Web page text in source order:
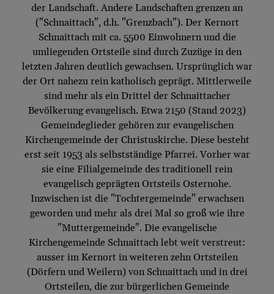
der Landschaft. Andere Landschaften grenzen an
("Schnaittach", d.h. "Grenzbach"). Der Kernort
Schnaittach mit ca. 5500 Einwohnern und die
umliegenden Ortsteile sind durch Zuzüge in den
letzten Jahren deutlich gewachsen. Ursprünglich war
der Ort nahezu rein katholisch geprägt. Mittlerweile
sind mehr als ein Drittel der Schnaittacher
Bevölkerung evangelisch. Etwa 2150 (Stand 2023)
Gemeindeglieder gehören zur evangelischen
Kirchengemeinde der Christuskirche. Diese besteht
erst seit 1953 als selbstständige Pfarrei. Vorher war
sie eine Filialgemeinde des traditionell rein
evangelisch geprägten Ortsteils Osternohe.
Inzwischen ist die "Tochtergemeinde" erwachsen
geworden und mehr als drei Mal so groß wie ihre
"Muttergemeinde". Die evangelische
Kirchengemeinde Schnaittach lebt weit verstreut:
ausser im Kernort in weiteren zehn Ortsteilen
(Dörfern und Weilern) von Schnaittach und in drei
Ortsteilen, die zur bürgerlichen Gemeinde